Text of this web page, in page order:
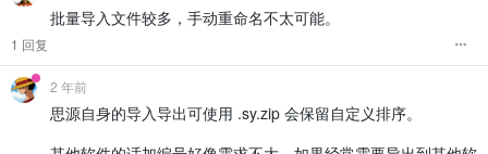
批量导入文件较多，手动重命名不太可能。
1 回复
2 年前
思源自身的导入导出可使用 .sy.zip 会保留自定义排序。